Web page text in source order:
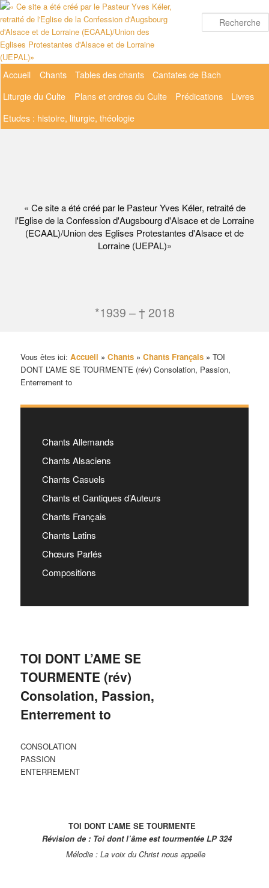
Aller
au
contenu
principal
« Ce site a été créé par le Pasteur Yves Kéler, retraité de
l'Eglise de la Confession d'Augsbourg d'Alsace et de Lorraine
(ECAAL)/Union des Eglises Protestantes d'Alsace et de
Lorraine (UEPAL)»
*1939 – † 2018
Menu
Accueil Chants Tables des chants
Cantates de Bach
Liturgie du Culte
Plans et ordres du Culte Prédications
Livres
Etudes : histoire, liturgie, théologie
TOI DONT L’AME SE
TOURMENTE (rév)
Consolation, Passion,
Enterrement to
CONSOLATION
PASSION
ENTERREMENT
TOI DONT L’AME SE TOURMENTE
Révision de : Toi dont l’âme est tourmentée LP 324
Mélodie : La voix du Christ nous appelle
Vous êtes ici:Accueil »Chants »Chants Français »TOI
DONT L’AME SE TOURMENTE (rév) Consolation, Passion,
Enterrement to
Chants Allemands
Chants Alsaciens
Chants Casuels
Chants et Cantiques d’Auteurs
Chants Français
Chants Latins
Chœurs Parlés
Compositions